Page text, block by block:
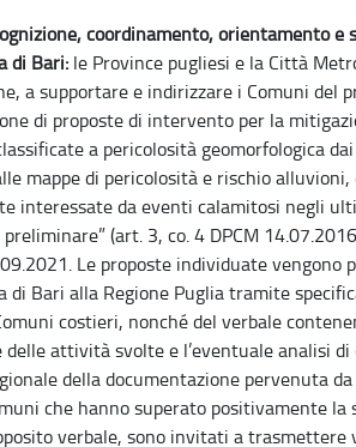
coordinamento, orientamento e
di Bari: le Province pugliesi e la Città
a supportare e indirizzare i Comuni
di proposte di intervento per la
a pericolosità geomorfologica
mappe di pericolosità e rischio
interessate da eventi calamitosi negli
preliminare” (art. 3, co. 4 DPCM
Le proposte individuate
di Bari alla Regione Puglia tramite
costieri, nonché del verbale
delle attività svolte e l’eventuale analisi
della documentazione pervenuta
che hanno superato positivamente
verbale, sono invitati a trasmettere